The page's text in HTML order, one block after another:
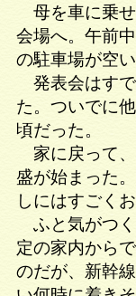
母を車に乗せ
会場へ。午前
の駐車場が空
発表会はすで
た。ついでに
頃だった。
家に戻って、
盛が始まった
しにはすごく
ふと気がつく
定の家内から
のだが、新幹